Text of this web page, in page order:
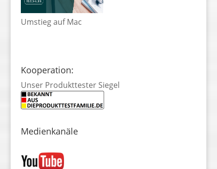
Umstieg auf Mac
Kooperation:
Unser Produkttester Siegel
Medienkanäle